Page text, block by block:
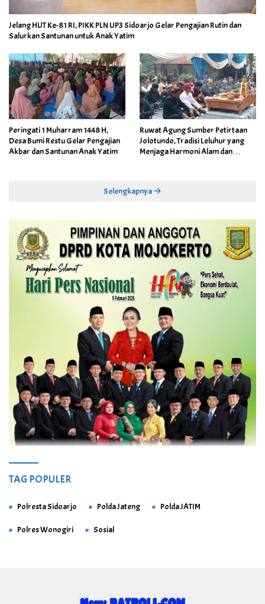
Jelang HUT Ke-81 RI, PIKK PLN UP3 Sidoarjo Gelar Pengajian Rutin dan
Salurkan Santunan untuk Anak Yatim
Peringati 1 Muharram 1448 H,
Desa Bumi Restu Gelar Pengajian
Akbar dan Santunan Anak Yatim
Ruwat Agung Sumber Petirtaan
Jolotundo, Tradisi Leluhur yang
Menjaga Harmoni Alam dan
Selengkapnya
TAG POPULER
Polresta Sidoarjo Polda Jateng Polda JATIM
Polres Wonogiri Sosial